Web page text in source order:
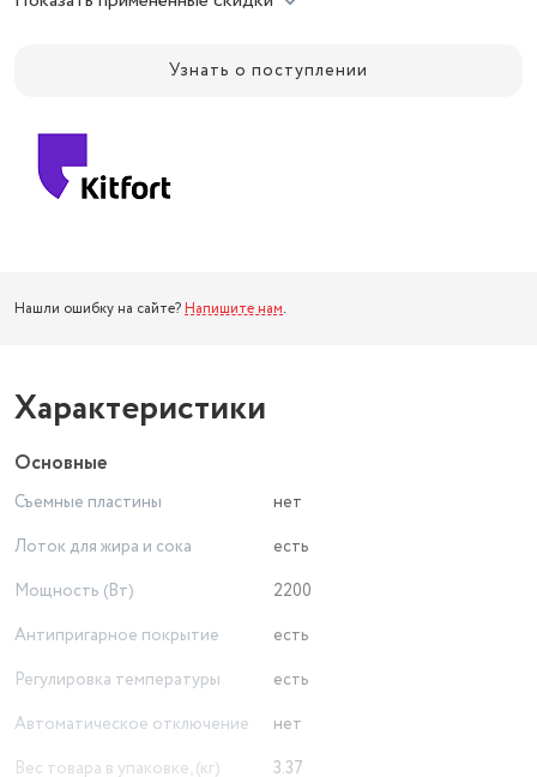
Узнать о поступлении
Нашли ошибку на сайте? Напишите нам.
Характеристики
Основные
Съемные пластины
нет
Лоток для жира и сока
есть
Мощность (Вт)
2200
Антипригарное покрытие
есть
Регулировка температуры
есть
Автоматическое отключение
нет
Вес товара в упаковке, (кг)
3.37